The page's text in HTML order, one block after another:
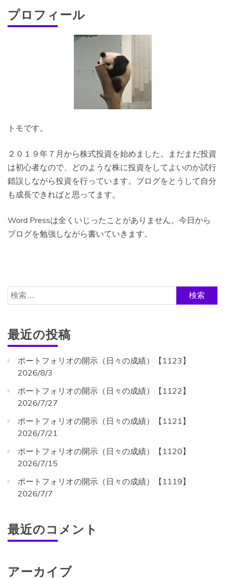
プロフィール
トモです。
２０１９年７月から株式投資を始めました。まだまだ投資
は初心者なので、どのような株に投資をしてよいのか試行
錯誤しながら投資を行っています。ブログをとうして自分
も成長できればと思ってます。
Word Pressは全くいじったことがありません。今日から
ブログを勉強しながら書いていきます。
検
索:
最近の投稿
ポートフォリオの開示（日々の成績）【1123】
2026/8/3
ポートフォリオの開示（日々の成績）【1122】
2026/7/27
ポートフォリオの開示（日々の成績）【1121】
2026/7/21
ポートフォリオの開示（日々の成績）【1120】
2026/7/15
ポートフォリオの開示（日々の成績）【1119】
2026/7/7
最近のコメント
アーカイブ